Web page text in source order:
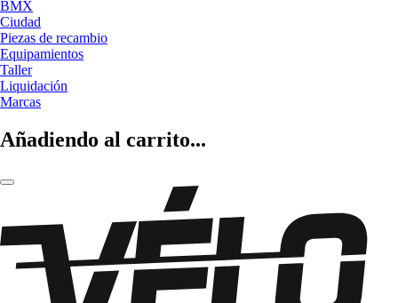
BMX
Ciudad
Piezas de recambio
Equipamientos
Taller
Liquidación
Marcas
Añadiendo al carrito...